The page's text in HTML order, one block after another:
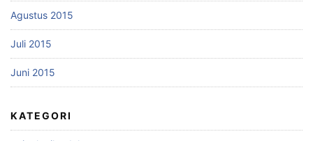
Agustus 2015
Juli 2015
Juni 2015
KATEGORI